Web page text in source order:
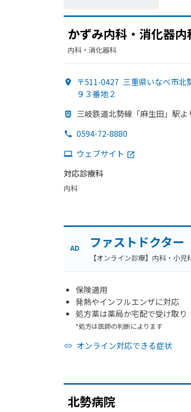
かずみ内科・消化器
内科・​消化器科
〒511-0427 三重県いなべ市北
９３番地２
三岐鉄道北勢線 「麻生田」 駅よ
0594-72-8880
ウェブサイト
対応診療科
内科
AD ファストドクター
【オンライン診療】内科・小児
保険適用
発熱やインフルエンザに対応
処方薬は薬局か宅配で受け取り
*処方は医師の判断によります
オンライン対応できる症状
北勢病院